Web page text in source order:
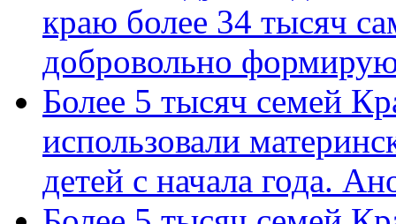
краю более 34 тысяч
добровольно
Более 5 тысяч семей
использовали
детей с начала года.